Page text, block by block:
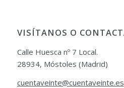
VISÍTANOS O
Calle Huesca nº 7 Local.
28934, Móstoles (Madrid)
cuentaveinte@cuentaveinte.es